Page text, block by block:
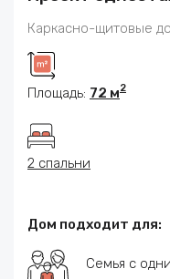
Каркасно-щитовые
Площадь: 72 м2
2 спальни
Дом подходит для:
Семья с